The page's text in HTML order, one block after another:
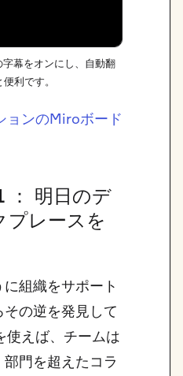
幕をオンにし、自動翻
利です。
ョンのMiroボード
： 明日のデ
プレースを
組織をサポート
の逆を発見して
使えば、チームは
門を超えたコラ